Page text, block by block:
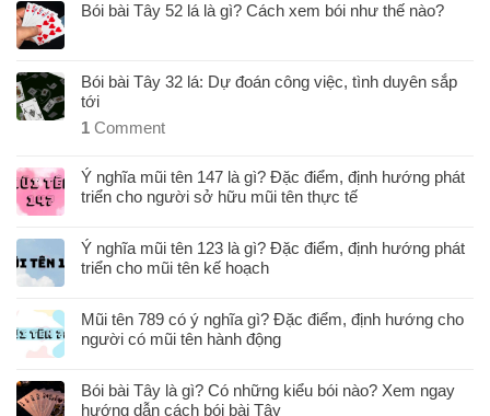
Bói bài Tây 52 lá là gì? Cách xem bói như thế nào?
Bói bài Tây 32 lá: Dự đoán công việc, tình duyên sắp
tới
1 Comment
Ý nghĩa mũi tên 147 là gì? Đặc điểm, định hướng phát
triển cho người sở hữu mũi tên thực tế
Ý nghĩa mũi tên 123 là gì? Đặc điểm, định hướng phát
triển cho mũi tên kế hoạch
Mũi tên 789 có ý nghĩa gì? Đặc điểm, định hướng cho
người có mũi tên hành động
Bói bài Tây là gì? Có những kiểu bói nào? Xem ngay
hướng dẫn cách bói bài Tây